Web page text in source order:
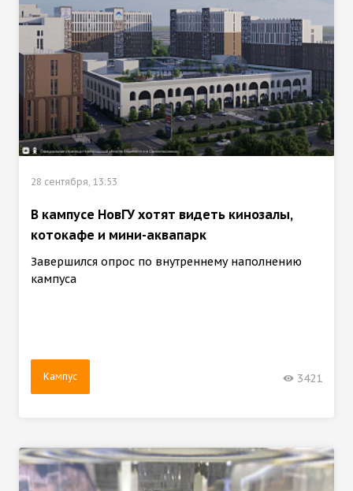
28 сентября, 13:53
В кампусе НовГУ хотят видеть кинозалы,
котокафе и мини-аквапарк
Завершился опрос по внутреннему наполнению
кампуса
Кампус 3421